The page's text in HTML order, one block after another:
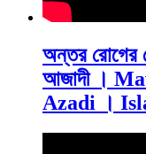
অন্তর রোগের
আজাদী ।
Azadi ।